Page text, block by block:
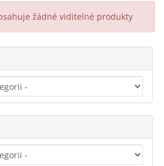
žádné viditelné produkty